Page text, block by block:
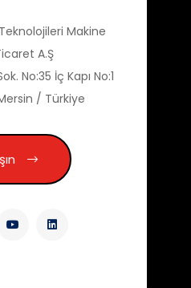
Makine
A.Ş
No:35 İç Kapı No:1
/ Türkiye